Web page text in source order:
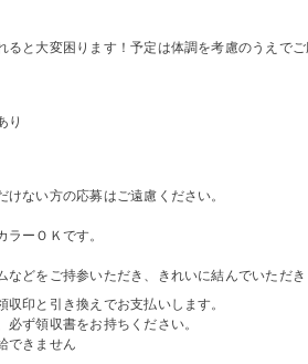
ると大変困ります！予定は体調を考慮のうえで
り
けない方の応募はご遠慮ください。
ラーＯＫです。
などをご持参いただき、きれいに結んでいただ
収印と引き換えでお支払いします。
必ず領収書をお持ちください。
できません